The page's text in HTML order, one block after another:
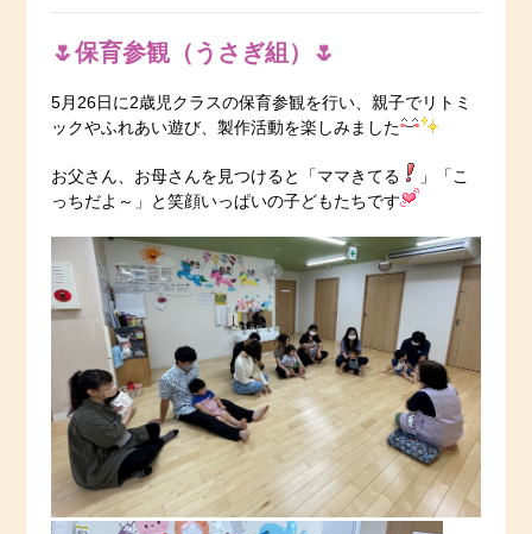
🌷保育参観（うさぎ組）🌷
5月26日に2歳児クラスの保育参観を行い、親子でリトミ
ックやふれあい遊び、製作活動を楽しみました
お父さん、お母さんを見つけると「ママきてる
」「こ
っちだよ～」と笑顔いっぱいの子どもたちです